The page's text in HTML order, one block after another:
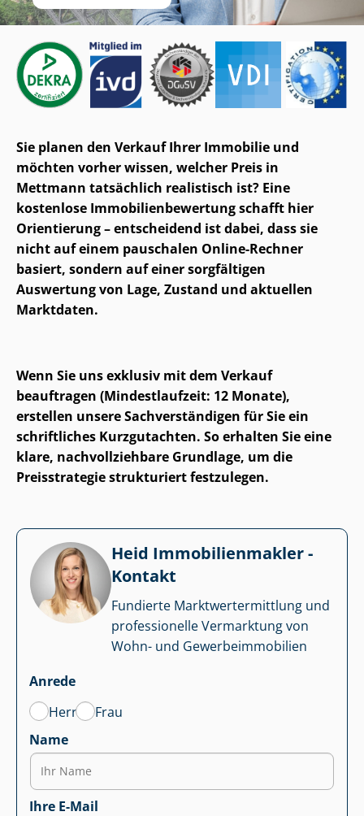
Sie planen den Verkauf Ihrer Immobilie und
möchten vorher wissen, welcher Preis in
Mettmann tatsächlich realistisch ist? Eine
kostenlose Im­mo­bi­li­en­be­wer­tung schafft hier
Orientierung – entscheidend ist dabei, dass sie
nicht auf einem pauschalen Online-Rechner
basiert, sondern auf einer sorgfältigen
Auswertung von Lage, Zustand und aktuellen
Marktdaten.
Wenn Sie uns exklusiv mit dem Verkauf
beauftragen (Mindestlaufzeit: 12 Monate),
erstellen unsere Sach­ver­stän­di­gen für Sie ein
schriftliches Kurzgutachten. So erhalten Sie eine
klare, nach­voll­zieh­ba­re Grundlage, um die
Preisstrategie strukturiert festzulegen.
Heid Im­mo­bi­li­en­mak­ler -
Kontakt
Fundierte Markt­wert­ermitt­lung und
professionelle Vermarktung von
Wohn- und Ge­wer­be­im­mo­bi­li­en
Anrede
Herr
Frau
Name
Ihre E-Mail